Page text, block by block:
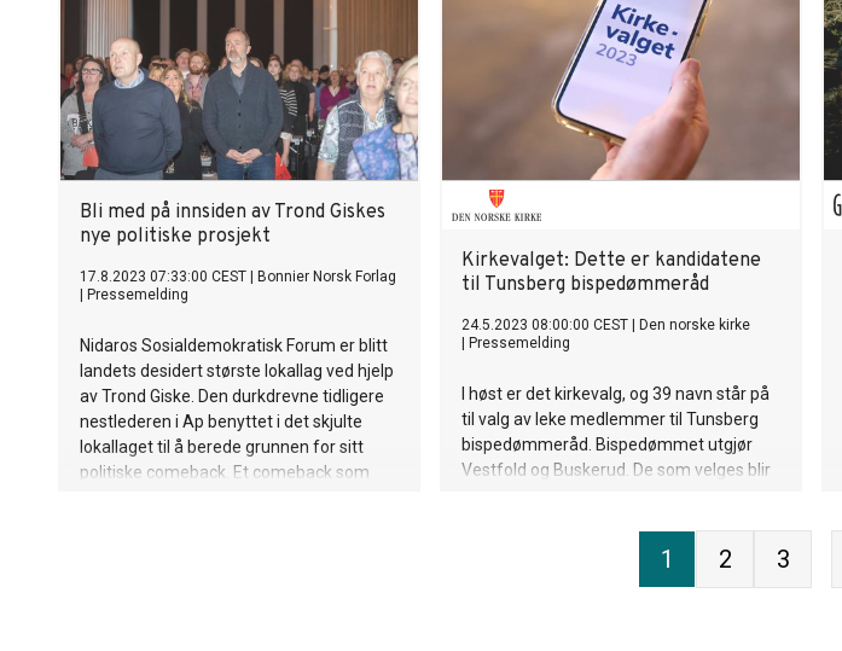
Bli med på innsiden av Trond Giskes
nye politiske prosjekt
17.8.2023 07:33:00 CEST
Bonnier Norsk Forlag
Pressemelding
Nidaros Sosialdemokratisk Forum er blitt
landets desidert største lokallag ved hjelp
av Trond Giske. Den durkdrevne tidligere
nestlederen i Ap benyttet i det skjulte
lokallaget til å berede grunnen for sitt
politiske comeback. Et comeback som
Kirkevalget: Dette er kandidatene
til Tunsberg bispedømmeråd
24.5.2023 08:00:00 CEST
Den norske kirke
Pressemelding
I høst er det kirkevalg, og 39 navn står på
til valg av leke medlemmer til Tunsberg
bispedømmeråd. Bispedømmet utgjør
Vestfold og Buskerud. De som velges blir
1 2 3